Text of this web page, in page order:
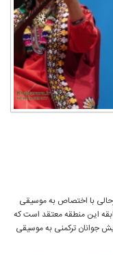
با اختصاص به موسیقی
این منطقه معتقد است که
جوانان ترکمنی به موسیقی